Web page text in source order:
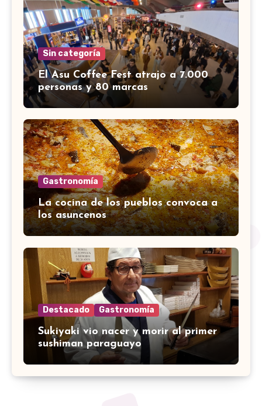
Sin categoría
El Asu Coffee Fest atrajo a 7.000
personas y 80 marcas
Gastronomía
La cocina de los pueblos convoca a
los asuncenos
Destacado Gastronomía
Sukiyaki vio nacer y morir al primer
sushiman paraguayo